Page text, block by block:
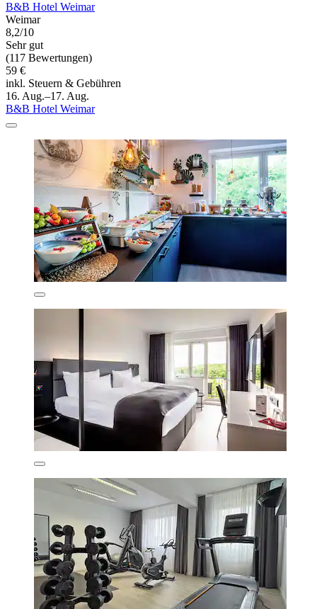
B&B Hotel Weimar
Weimar
8,2/10
Sehr gut
(117 Bewertungen)
59 €
inkl. Steuern & Gebühren
16. Aug.–17. Aug.
B&B Hotel Weimar